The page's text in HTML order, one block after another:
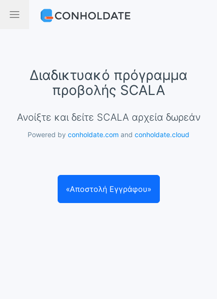
Διαδικτυακό πρόγραμμα
προβολής SCALA
Ανοίξτε και δείτε SCALA αρχεία δωρεάν
Powered by conholdate.com and conholdate.cloud
«Αποστολή Εγγράφου»